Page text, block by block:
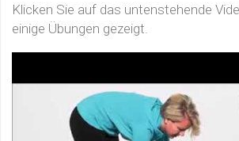
Klicken Sie auf das untenstehende
einige Übungen gezeigt.